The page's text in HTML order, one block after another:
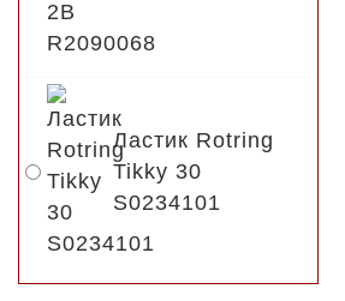
Ластик Rotring
Tikky 30
S0234101